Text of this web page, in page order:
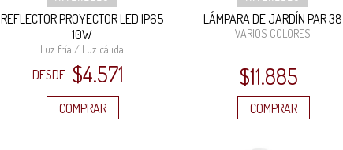
REFLECTOR PROYECTOR LED IP65
10W
Luz fría / Luz cálida
DESDE $4.571
COMPRAR
LÁMPARA DE JARDÍN PAR 38
VARIOS COLORES
$11.885
COMPRAR